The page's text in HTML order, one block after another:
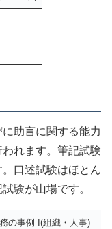
助言に関する能力
れます。筆記試験
口述試験はほとん
験が山場です。
の事例 I(組織・人事)